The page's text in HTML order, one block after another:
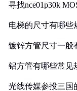
寻找nce01p30k
电梯的尺寸有哪些
镀锌方管尺寸一般
铝方管有哪些常见
光线传媒参投三国